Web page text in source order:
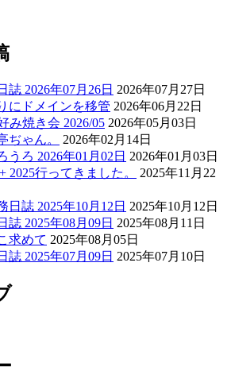
誌 2026年07月26日 2026年07月27日
にドメインを移管 2026年06月22日
み焼き会 2026/05 2026年05月03日
ぢゃん。
2026年02月14日
うろ 2026年01月02日 2026年01月03日
2025行ってきました。
2025年11月22
日誌 2025年10月12日 2025年10月12日
誌 2025年08月09日 2025年08月11日
求めて 2025年08月05日
誌 2025年07月09日 2025年07月10日